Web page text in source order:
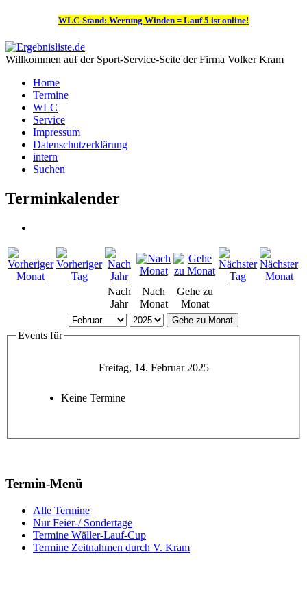
WLC-Stand: Wertung Winden = Lauf 5 ist online!
Willkommen auf der Sport-Service-Seite der Firma Volker Kram
Home
Termine
WLC
Service
Impressum
Datenschutzerklärung
intern
Suchen
Terminkalender
Nach
Jahr
Nach
Monat
Gehe zu
Monat
Gehe zu Monat
Events für
Freitag, 14. Februar 2025
Keine Termine
Termin-Menü
Alle Termine
Nur Feier-/ Sondertage
Termine Wäller-Lauf-Cup
Termine Zeitnahmen durch V. Kram